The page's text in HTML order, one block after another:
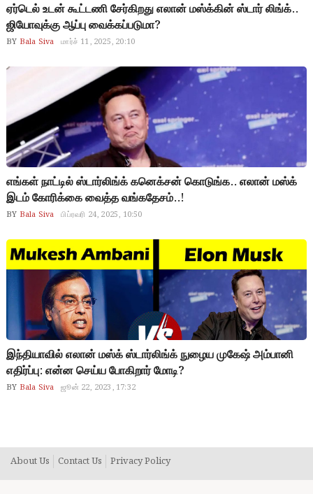
ஏர்டெல் உடன் கூட்டணி சேர்கிறது எலான் மஸ்க்கின் ஸ்டார் லிங்க்..
ஜியோவுக்கு ஆப்பு வைக்கப்படுமா?
BY Bala Siva மார்ச் 11, 2025, 20:10
எங்கள் நாட்டில் ஸ்டார்லிங்க் கனெக்சன் கொடுங்க.. எலான் மஸ்க்
இடம் கோரிக்கை வைத்த வங்கதேசம்..!
BY Bala Siva பிப்ரவரி 24, 2025, 10:50
இந்தியாவில் எலான் மஸ்க் ஸ்டார்லிங்க் நுழைய முகேஷ் அம்பானி
எதிர்ப்பு: என்ன செய்ய போகிறார் மோடி?
BY Bala Siva ஜூன் 22, 2023, 17:32
About Us Contact Us Privacy Policy